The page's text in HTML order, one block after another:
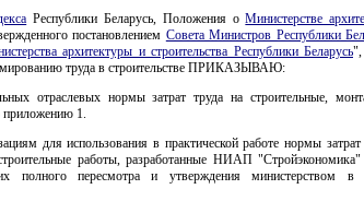
Республики Беларусь, Положения оМинистерстве
постановлением Совета Министров Республики
архитектуры и строительства Республики Беларусь",
труда в строительстве ПРИКАЗЫВАЮ:
отраслевых нормы затрат труда на строительные,
приложению 1.
для использования в практической работе нормы затрат
работы, разработанные НИАП
пересмотра и утверждения министерством в